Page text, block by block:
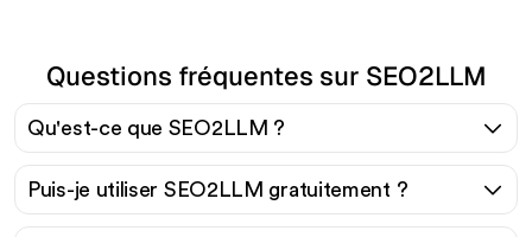
Questions fréquentes sur SEO2LLM
Qu'est-ce que SEO2LLM ?
Puis-je utiliser SEO2LLM gratuitement ?